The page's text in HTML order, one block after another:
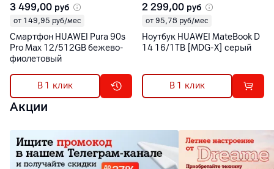
3 499,00 руб
от 149,95 руб/мес
Смартфон HUAWEI Pura 90s
Pro Max 12/512GB бежево-
фиолетовый
В 1 клик
2 299,00 руб
от 95,78 руб/мес
Ноутбук HUAWEI MateBook D
14 16/1TB [MDG-X] серый
В 1 клик
Акции